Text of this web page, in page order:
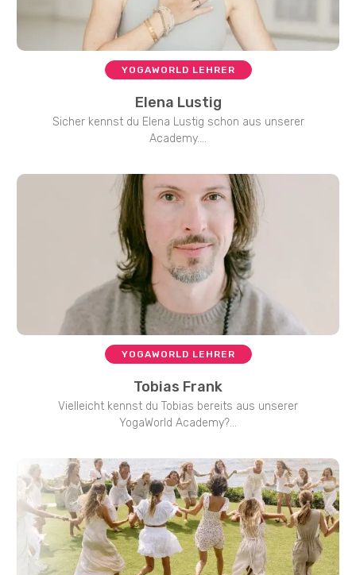
YOGAWORLD LEHRER
Elena Lustig
Sicher kennst du Elena Lustig schon aus unserer
Academy....
YOGAWORLD LEHRER
Tobias Frank
Vielleicht kennst du Tobias bereits aus unserer
YogaWorld Academy?...